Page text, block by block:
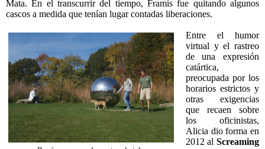
Mata. En el transcurrir del tiempo, Framis fue quitando algunos
cascos a medida que tenían lugar contadas liberaciones.
Entre el humor
virtual y el rastreo
de una expresión
catártica,
preocupada por los
horarios estrictos y
otras exigencias
que recaen sobre
los oficinistas,
Alicia dio forma en
2012 al Screaming